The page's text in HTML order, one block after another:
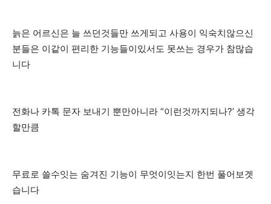
늙은 어르신은 늘 쓰던것들만 쓰게되고 사용이 익숙치않으신
분들은 이같이 편리한 기능들이있서도 못쓰는 경우가 참많습
니다
전화나 카톡 문자 보내기 뿐만아니라 “이런것까지되나?’ 생각
할만큼
무료로 쓸수잇는 숨겨진 기능이 무엇이잇는지 한번 풀어보겟
습니다